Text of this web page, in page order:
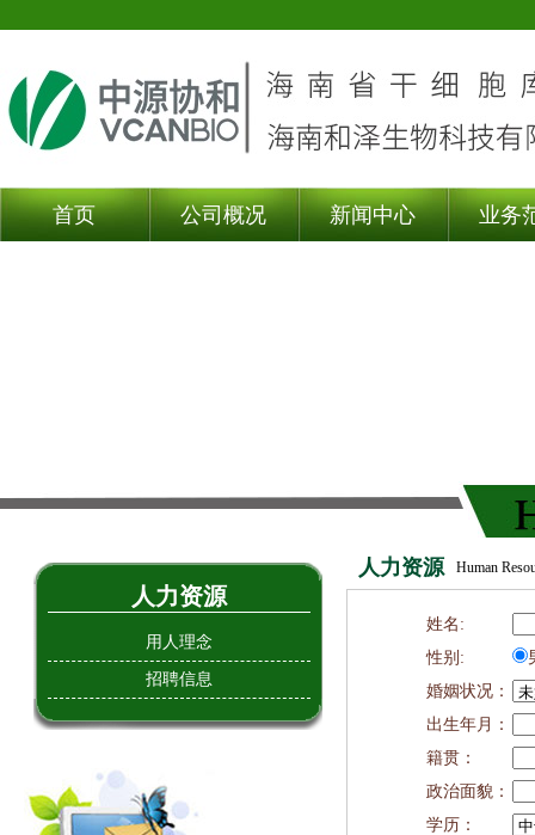
首页 公司概况 新闻中心 业务
人力资源
用人理念
招聘信息
人力资源 Human
姓名:
性别:
婚姻状况：
出生年月：
籍贯：
政治面貌：
学历：